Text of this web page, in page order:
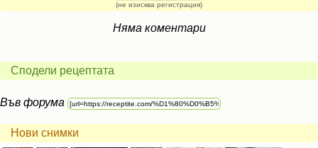
(не изисква регистрация)
Няма коментари
Сподели рецептата
Във форума
Нови снимки